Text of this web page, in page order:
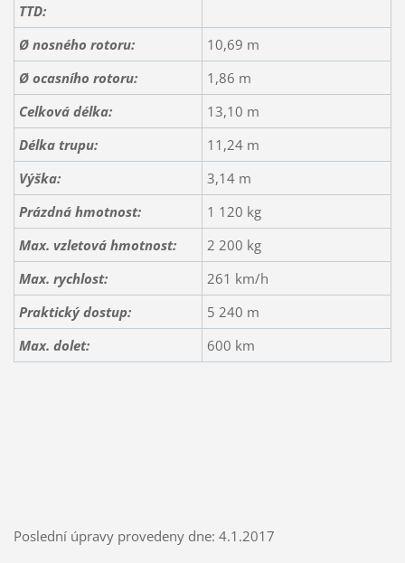
TTD:
Ø nosného rotoru:
10,69 m
Ø ocasního rotoru:
1,86 m
Celková délka:
13,10 m
Délka trupu:
11,24 m
Výška:
3,14 m
Prázdná hmotnost:
1 120 kg
Max. vzletová hmotnost:
2 200 kg
Max. rychlost:
261 km/h
Praktický dostup:
5 240 m
Max. dolet:
600 km
Poslední úpravy provedeny dne: 4.1.2017